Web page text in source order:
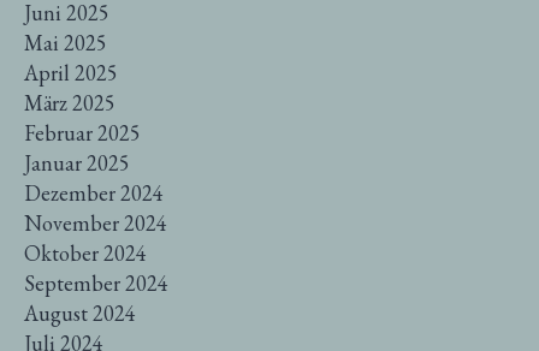
Juni 2025
Mai 2025
April 2025
März 2025
Februar 2025
Januar 2025
Dezember 2024
November 2024
Oktober 2024
September 2024
August 2024
Juli 2024